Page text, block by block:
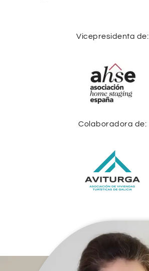
Vicepresidenta de:
Colaboradora de: